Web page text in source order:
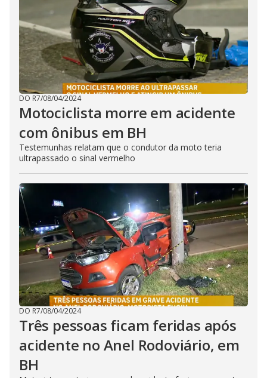
DO R7/08/04/2024
Motociclista morre em acidente
com ônibus em BH
Testemunhas relatam que o condutor da moto teria
ultrapassado o sinal vermelho
DO R7/08/04/2024
Três pessoas ficam feridas após
acidente no Anel Rodoviário, em
BH